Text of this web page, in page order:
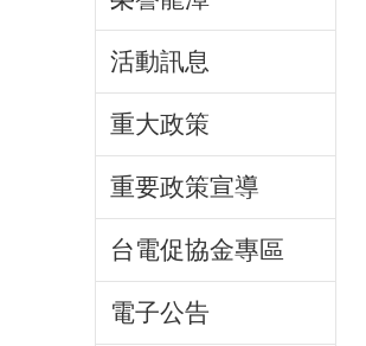
活動訊息
重大政策
重要政策宣導
台電促協金專區
電子公告